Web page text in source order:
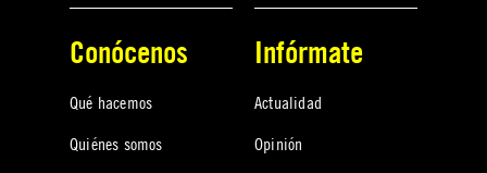
Conócenos
Qué hacemos
Quiénes somos
Infórmate
Actualidad
Opinión